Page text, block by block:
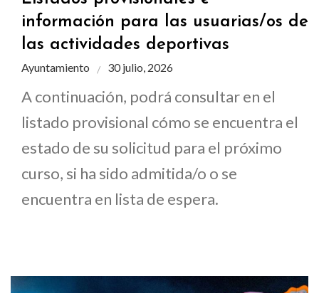
información para las usuarias/os de
las actividades deportivas
Ayuntamiento 30 julio, 2026
A continuación, podrá consultar en el
listado provisional cómo se encuentra el
estado de su solicitud para el próximo
curso, si ha sido admitida/o o se
encuentra en lista de espera.